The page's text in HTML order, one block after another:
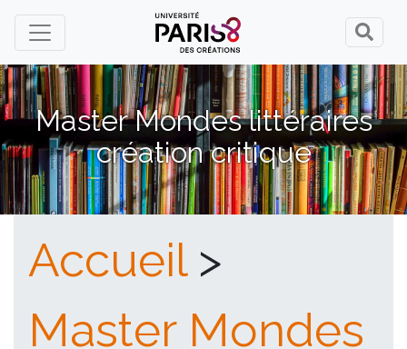
Master Mondes littéraires
création critique
Accueil >
Master Mondes